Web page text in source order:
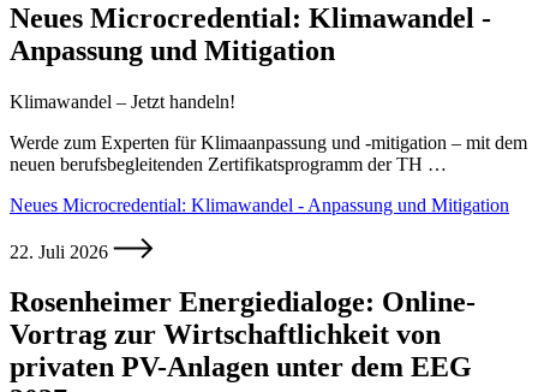
Neues Microcredential: Klimawandel -
Anpassung und Mitigation
Klimawandel – Jetzt handeln!
Werde zum Experten für Klimaanpassung und -mitigation – mit dem
neuen berufsbegleitenden Zertifikatsprogramm der TH …
Neues Microcredential: Klimawandel - Anpassung und Mitigation
22. Juli 2026
Rosenheimer Energiedialoge: Online-
Vortrag zur Wirtschaftlichkeit von
privaten PV-Anlagen unter dem EEG